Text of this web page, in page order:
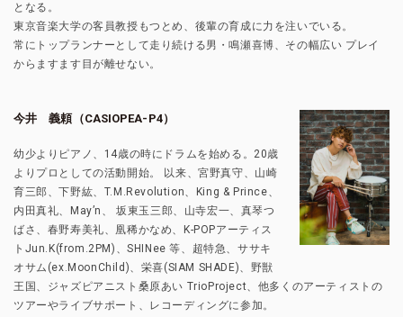
となる。
東京音楽大学の客員教授もつとめ、後輩の育成に力を注いでいる。
常にトップランナーとして走り続ける男・鳴瀬喜博、その幅広い プレイ
からますます目が離せない。
今井 義頼（CASIOPEA-P4）
幼少よりピアノ、14歳の時にドラムを始める。20歳
よりプロとしての活動開始。 以来、宮野真守、山崎
育三郎、下野紘、T.M.Revolution、King & Prince、
内田真礼、May’n、 坂東玉三郎、山寺宏一、真琴つ
ばさ、春野寿美礼、凰稀かなめ、K-POPアーティス
トJun.K(from.2PM)、SHINee 等、超特急、ササキ
オサム(ex.MoonChild)、栄喜(SIAM SHADE)、野獣
王国、ジャズピアニスト桑原あい TrioProject、他多くのアーティストの
ツアーやライブサポート、レコーディングに参加。